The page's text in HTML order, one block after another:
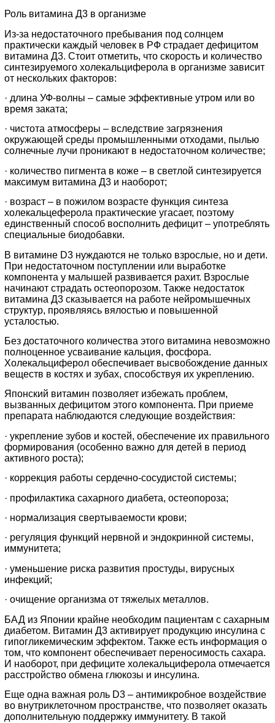
Роль витамина Д3 в организме
Из-за недостаточного пребывания под солнцем
практически каждый человек в РФ страдает дефицитом
витамина Д3. Стоит отметить, что скорость и количество
синтезируемого холекальциферола в организме зависит
от нескольких факторов:
· длина УФ-волны – самые эффективные утром или во
время заката;
· чистота атмосферы – вследствие загрязнения
окружающей среды промышленными отходами, пылью
солнечные лучи проникают в недостаточном количестве;
· количество пигмента в коже – в светлой синтезируется
максимум витамина Д3 и наоборот;
· возраст – в пожилом возрасте функция синтеза
холекальцеферола практические угасает, поэтому
единственный способ восполнить дефицит – употреблять
специальные биодобавки.
В витамине D3 нуждаются не только взрослые, но и дети.
При недостаточном поступлении или выработке
компонента у малышей развивается рахит. Взрослые
начинают страдать остеопорозом. Также недостаток
витамина Д3 сказывается на работе нейромышечных
структур, проявляясь вялостью и повышенной
усталостью.
Без достаточного количества этого витамина невозможно
полноценное усваивание кальция, фосфора.
Холекальциферол обеспечивает высвобождение данных
веществ в костях и зубах, способствуя их укреплению.
Японский витамин позволяет избежать проблем,
вызванных дефицитом этого компонента. При приеме
препарата наблюдаются следующие воздействия:
· укрепление зубов и костей, обеспечение их правильного
формирования (особенно важно для детей в период
активного роста);
· коррекция работы сердечно-сосудистой системы;
· профилактика сахарного диабета, остеопороза;
· нормализация свертываемости крови;
· регуляция функций нервной и эндокринной системы,
иммунитета;
· уменьшение риска развития простуды, вирусных
инфекций;
· очищение организма от тяжелых металлов.
БАД из Японии крайне необходим пациентам с сахарным
диабетом. Витамин Д3 активирует продукцию инсулина с
гипогликемическим эффектом. Также есть информация о
том, что компонент обеспечивает переносимость сахара.
И наоборот, при дефиците холекальциферола отмечается
расстройство обмена глюкозы и инсулина.
Еще одна важная роль D3 – антимикробное воздействие
во внутриклеточном пространстве, что позволяет оказать
дополнительную поддержку иммунитету. В такой